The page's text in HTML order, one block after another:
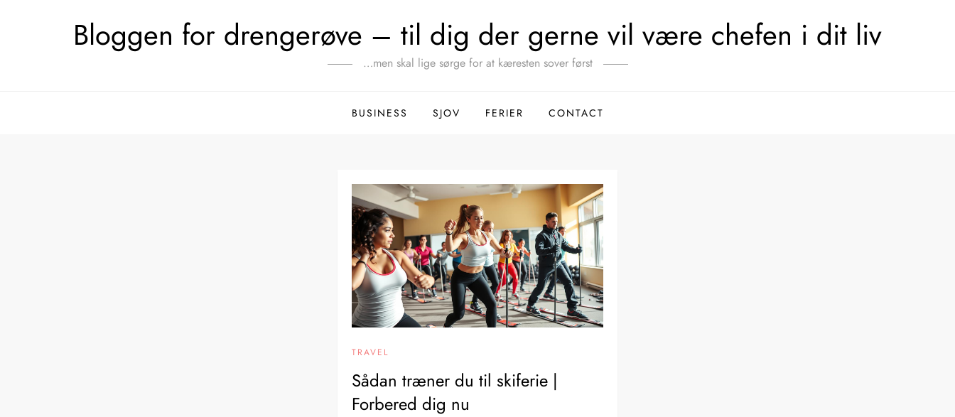
Bloggen for drengerøve – til dig der gerne vil være chefen i dit liv
…men skal lige sørge for at kæresten sover først
BUSINESS SJOV FERIER CONTACT
TRAVEL
Sådan træner du til skiferie |
Forbered dig nu